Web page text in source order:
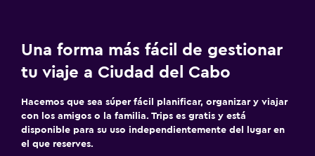
Una forma más fácil de gestionar
tu viaje a Ciudad del Cabo
Hacemos que sea súper fácil planificar, organizar y viajar
con los amigos o la familia. Trips es gratis y está
disponible para su uso independientemente del lugar en
el que reserves.